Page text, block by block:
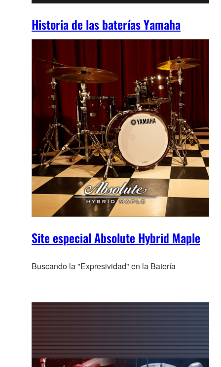
Historia de las baterías Yamaha
Site especial Absolute Hybrid Maple
Buscando la "Expresividad" en la Batería